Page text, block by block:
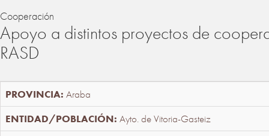
Cooperación
Apoyo a distintos proyectos de
RASD
Araba
Ayto. de Vitoria-Gasteiz